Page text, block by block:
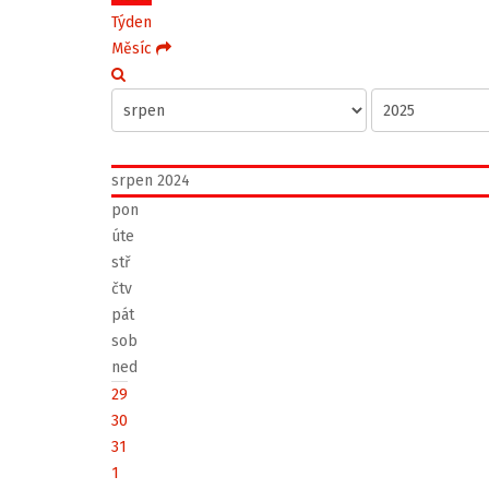
Týden
Měsíc
srpen 2024
pon
úte
stř
čtv
pát
sob
ned
29
30
31
1